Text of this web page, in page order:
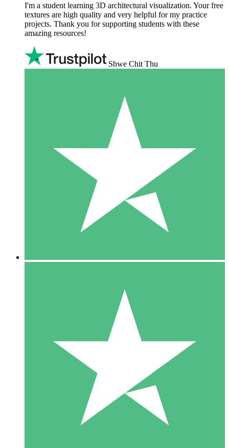
I'm a student learning 3D architectural visualization. Your free
textures are high quality and very helpful for my practice
projects. Thank you for supporting students with these
amazing resources!
Shwe Chit Thu